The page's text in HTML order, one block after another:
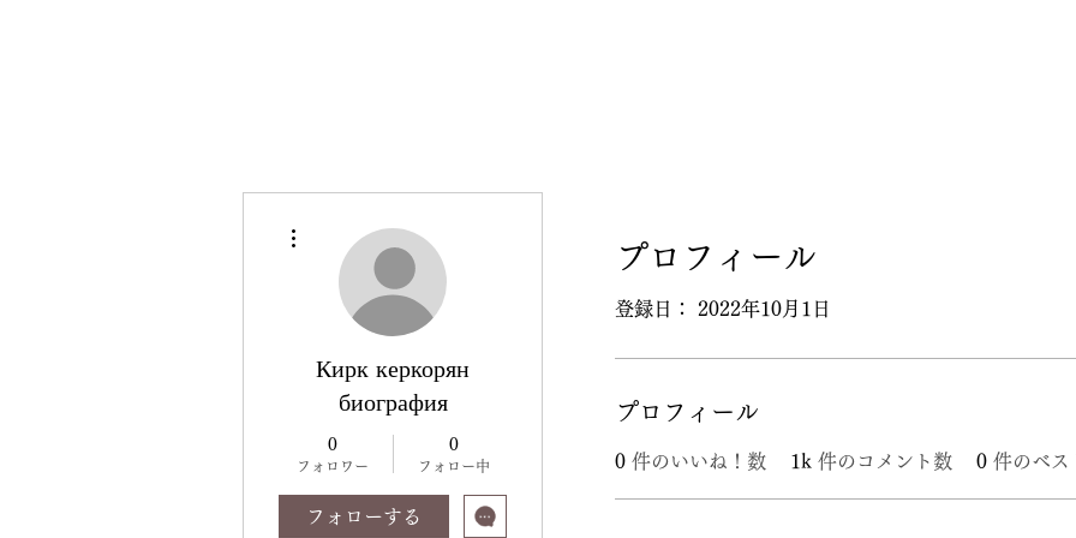
プロフィール
登録日： 2022年10月1日
プロフィール
0 件のいいね！数 1k 件のコメント数 0 件のベス
Кирк керкорян
биография
0
フォロワー
0
フォロー中
フォローする